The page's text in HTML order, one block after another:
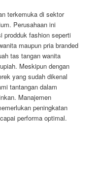
terkemuka di sektor
Perusahaan ini
prodduk fashion seperti
maupun pria branded
tas tangan wanita
Meskipun dengan
yang sudah dikenal
tantangan dalam
Manajemen
peningkatan
performa optimal.